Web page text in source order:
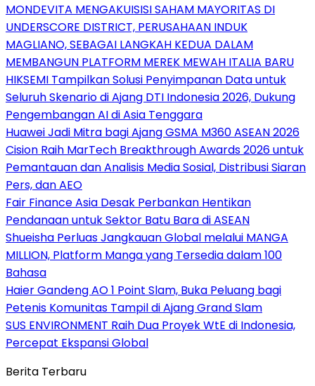
MONDEVITA MENGAKUISISI SAHAM MAYORITAS DI
UNDERSCORE DISTRICT, PERUSAHAAN INDUK
MAGLIANO, SEBAGAI LANGKAH KEDUA DALAM
MEMBANGUN PLATFORM MEREK MEWAH ITALIA BARU
HIKSEMI Tampilkan Solusi Penyimpanan Data untuk
Seluruh Skenario di Ajang DTI Indonesia 2026, Dukung
Pengembangan AI di Asia Tenggara
Huawei Jadi Mitra bagi Ajang GSMA M360 ASEAN 2026
Cision Raih MarTech Breakthrough Awards 2026 untuk
Pemantauan dan Analisis Media Sosial, Distribusi Siaran
Pers, dan AEO
Fair Finance Asia Desak Perbankan Hentikan
Pendanaan untuk Sektor Batu Bara di ASEAN
Shueisha Perluas Jangkauan Global melalui MANGA
MILLION, Platform Manga yang Tersedia dalam 100
Bahasa
Haier Gandeng AO 1 Point Slam, Buka Peluang bagi
Petenis Komunitas Tampil di Ajang Grand Slam
SUS ENVIRONMENT Raih Dua Proyek WtE di Indonesia,
Percepat Ekspansi Global
Berita Terbaru